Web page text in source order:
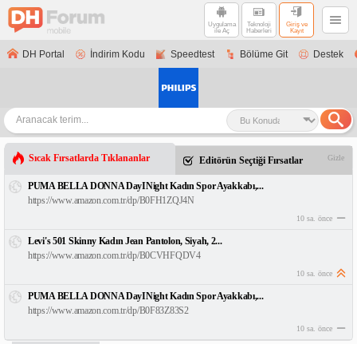
Uygulama
ile Aç
Teknoloji
Haberleri
Giriş ve
Kayıt
DH Portal İndirim Kodu Speedtest Bölüme Git Destek
Sıcak Fırsatlarda Tıklananlar Editörün Seçtiği Fırsatlar Gizle
PUMA BELLA DONNA DayINight Kadın Spor Ayakkabı,...
https://www.amazon.com.tr/dp/B0FH1ZQJ4N
10 sa. önce
Levi's 501 Skinny Kadın Jean Pantolon, Siyah, 2...
https://www.amazon.com.tr/dp/B0CVHFQDV4
10 sa. önce
PUMA BELLA DONNA DayINight Kadın Spor Ayakkabı,...
https://www.amazon.com.tr/dp/B0F83Z83S2
10 sa. önce